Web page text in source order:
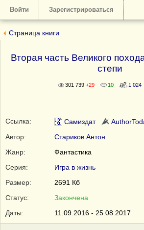
Войти Зарегистрироваться
Страница книги
Вторая часть Великого
степи
301 739 +29 10 1 024
Ссылка: Самиздат
Автор:
Стариков Антон
Жанр:
Фантастика
Серия:
Игра в жизнь
Размер:
2691 Кб
Статус:
Закончена
Даты:
11.09.2016 - 25.08.2017